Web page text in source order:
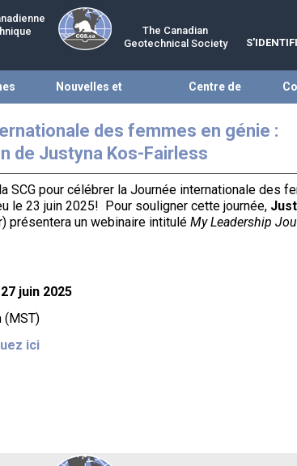
The Canadian
Geotechnical Society
Nouvelles et Centre de
des femmes en génie :
de Justyna Kos-Fairless
SCG pour célébrer la Journée internationale des
le 23 juin 2025! Pour souligner cette journée,
présentera un webinaire intitulé My Leadership
juin 2025
(MST)
ici